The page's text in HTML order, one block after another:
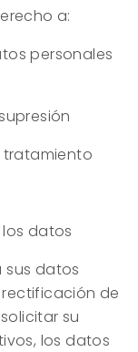
a:
personales
datos
sus datos
de
su
los datos